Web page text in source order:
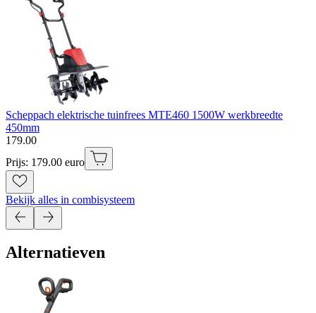
Scheppach elektrische tuinfrees MTE460 1500W werkbreedte
450mm
179.00
Prijs: 179.00 euro
Bekijk alles in combisysteem
Alternatieven